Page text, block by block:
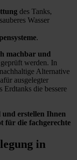
des Tanks,
Wasser
.
machbar und
werden. In
Alternative
ausgelegter
Erdtanks die bessere
erstellen Ihnen
für die fachgerechte
in